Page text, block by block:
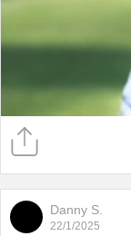
Danny S.
22/1/2025